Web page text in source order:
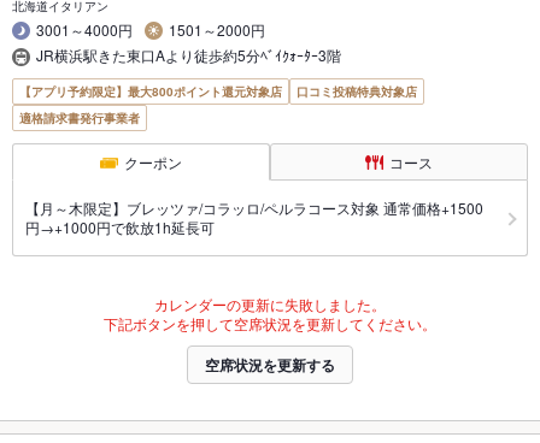
北海道イタリアン
3001～4000円
1501～2000円
JR横浜駅きた東口Aより徒歩約5分ﾍﾞｲｸｫｰﾀｰ3階
【アプリ予約限定】最大800ポイント還元対象店
口コミ投稿特典対象店
適格請求書発行事業者
クーポン コース
【月～木限定】ブレッツァ/コラッロ/ペルラコース対象 通常価格+1500
円→+1000円で飲放1h延長可
カレンダーの更新に失敗しました。
下記ボタンを押して空席状況を更新してください。
空席状況を更新する